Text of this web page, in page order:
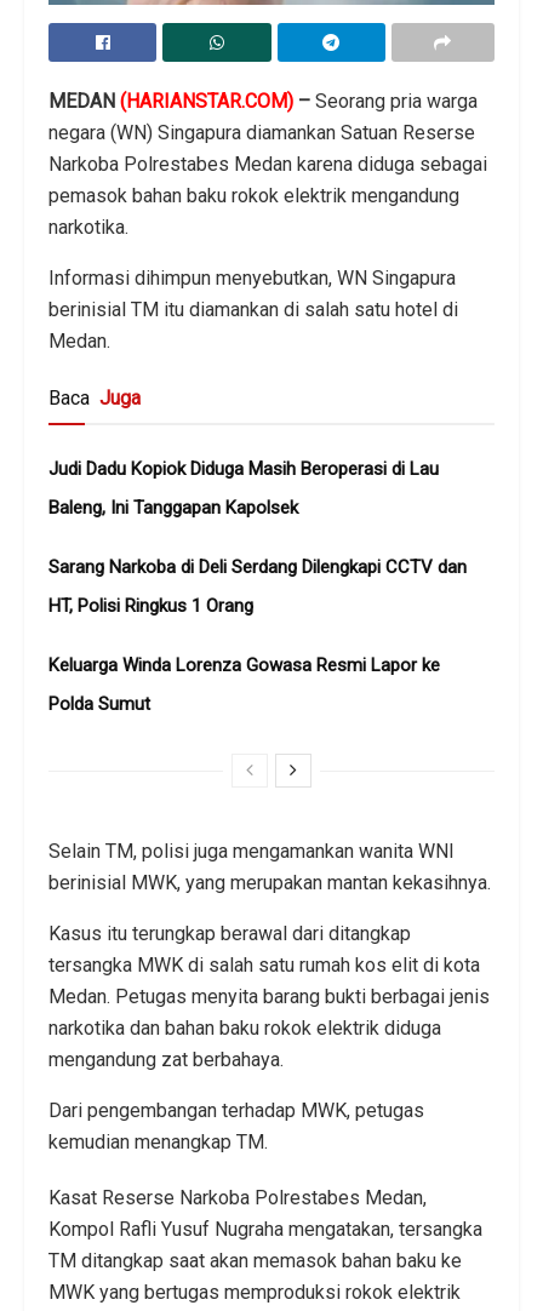
MEDAN (HARIANSTAR.COM) – Seorang pria warga
negara (WN) Singapura diamankan Satuan Reserse
Narkoba Polrestabes Medan karena diduga sebagai
pemasok bahan baku rokok elektrik mengandung
narkotika.
Informasi dihimpun menyebutkan, WN Singapura
berinisial TM itu diamankan di salah satu hotel di
Medan.
Baca Juga
Judi Dadu Kopiok Diduga Masih Beroperasi di Lau
Baleng, Ini Tanggapan Kapolsek
Sarang Narkoba di Deli Serdang Dilengkapi CCTV dan
HT, Polisi Ringkus 1 Orang
Keluarga Winda Lorenza Gowasa Resmi Lapor ke
Polda Sumut
Selain TM, polisi juga mengamankan wanita WNI
berinisial MWK, yang merupakan mantan kekasihnya.
Kasus itu terungkap berawal dari ditangkap
tersangka MWK di salah satu rumah kos elit di kota
Medan. Petugas menyita barang bukti berbagai jenis
narkotika dan bahan baku rokok elektrik diduga
mengandung zat berbahaya.
Dari pengembangan terhadap MWK, petugas
kemudian menangkap TM.
Kasat Reserse Narkoba Polrestabes Medan,
Kompol Rafli Yusuf Nugraha mengatakan, tersangka
TM ditangkap saat akan memasok bahan baku ke
MWK yang bertugas memproduksi rokok elektrik